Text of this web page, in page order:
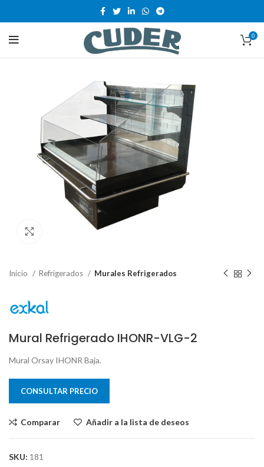
0
Clic para ampliar
Inicio Refrigerados Murales Refrigerados
Mural Refrigerado IHONR-VLG-2
Mural Orsay IHONR Baja.
CONSULTAR PRECIO
Comparar Añadir a la lista de deseos
SKU: 181